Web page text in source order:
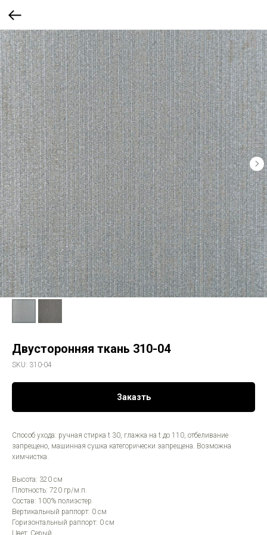
Двусторонняя ткань 310-04
SKU: 310-04
Заказть
Способ ухода: ручная стирка t 30, глажка на t до 110, отбеливание
запрещено, машинная сушка категорически запрещена. Возможна
химчистка.
Высота: 320 см
Плотность: 720 гр/м.п.
Состав: 100% полиэстер
Вертикальный раппорт: 0 см
Горизонтальный раппорт: 0 см
Цвет: Серый